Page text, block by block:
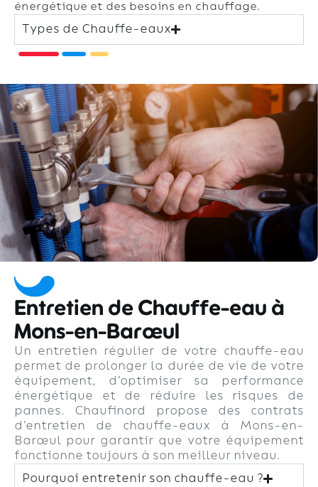
énergétique et des besoins en chauffage.
Types de Chauffe-eaux
Entretien de Chauffe-eau à
Mons-en-Barœul
Un entretien régulier de votre chauffe-eau
permet de prolonger la durée de vie de votre
équipement, d’optimiser sa performance
énergétique et de réduire les risques de
pannes. Chaufinord propose des contrats
d’entretien de chauffe-eaux à Mons-en-
Barœul pour garantir que votre équipement
fonctionne toujours à son meilleur niveau.
Pourquoi entretenir son chauffe-eau ?